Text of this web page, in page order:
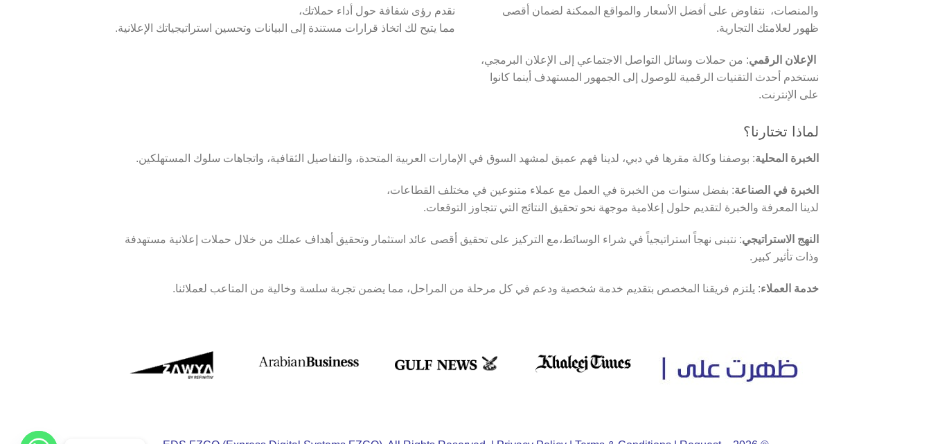
والمنصات، نتفاوض على أفضل الأسعار والمواقع الممكنة لضمان أقصى
ظهور لعلامتك التجارية.
الإعلان الرقمي: من حملات وسائل التواصل الاجتماعي إلى الإعلان البرمجي،
نستخدم أحدث التقنيات الرقمية للوصول إلى الجمهور المستهدف أينما كانوا
على الإنترنت.
نقدم رؤى شفافة حول أداء حملاتك،
مما يتيح لك اتخاذ قرارات مستندة إلى البيانات وتحسين استراتيجياتك الإعلانية.
لماذا تختارنا؟
الخبرة المحلية: بوصفنا وكالة مقرها في دبي، لدينا فهم عميق لمشهد السوق في الإمارات العربية المتحدة، والتفاصيل الثقافية، واتجاهات سلوك المستهلكين.
الخبرة في الصناعة: بفضل سنوات من الخبرة في العمل مع عملاء متنوعين في مختلف القطاعات،
لدينا المعرفة والخبرة لتقديم حلول إعلامية موجهة نحو تحقيق النتائج التي تتجاوز التوقعات.
النهج الاستراتيجي: نتبنى نهجاً استراتيجياً في شراء الوسائط،مع التركيز على تحقيق أقصى عائد استثمار وتحقيق أهداف عملك من خلال حملات إعلانية مستهدفة
وذات تأثير كبير.
خدمة العملاء: يلتزم فريقنا المخصص بتقديم خدمة شخصية ودعم في كل مرحلة من المراحل، مما يضمن تجربة سلسة وخالية من المتاعب لعملائنا.